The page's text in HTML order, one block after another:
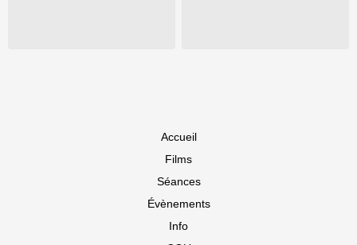
Accueil
Films
Séances
Évènements
Info